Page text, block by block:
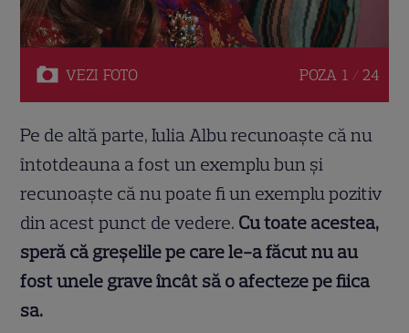
VEZI FOTO POZA 1 / 24
Pe de altă parte, Iulia Albu recunoaște că nu
întotdeauna a fost un exemplu bun și
recunoaște că nu poate fi un exemplu pozitiv
din acest punct de vedere. Cu toate acestea,
speră că greșelile pe care le-a făcut nu au
fost unele grave încât să o afecteze pe fiica
sa.